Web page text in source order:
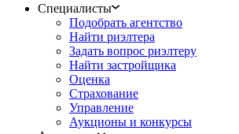
Специалисты
Подобрать агентство
Найти риэлтера
Задать вопрос риэлтеру
Найти застройщика
Оценка
Страхование
Управление
Аукционы и конкурсы